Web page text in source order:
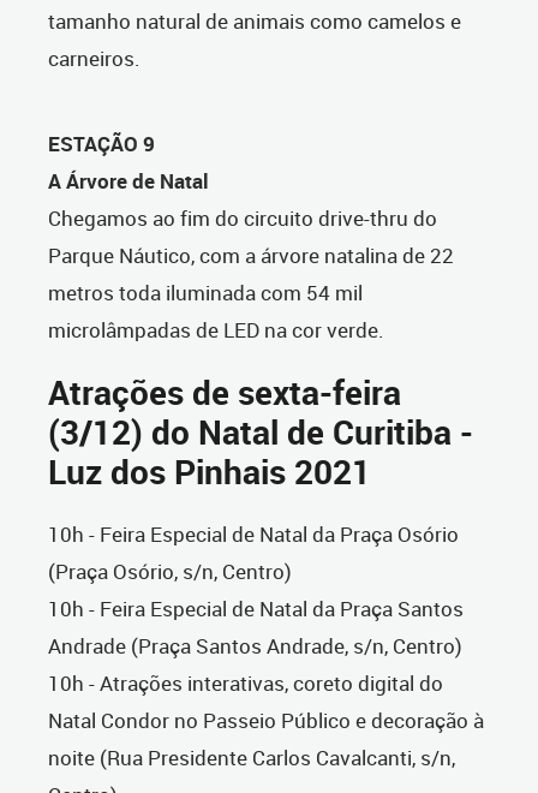
tamanho natural de animais como camelos e
carneiros.
ESTAÇÃO 9
A Árvore de Natal
Chegamos ao fim do circuito drive-thru do
Parque Náutico, com a árvore natalina de 22
metros toda iluminada com 54 mil
microlâmpadas de LED na cor verde.
Atrações de sexta-feira
(3/12) do Natal de Curitiba -
Luz dos Pinhais 2021
10h - Feira Especial de Natal da Praça Osório
(Praça Osório, s/n, Centro)
10h - Feira Especial de Natal da Praça Santos
Andrade (Praça Santos Andrade, s/n, Centro)
10h - Atrações interativas, coreto digital do
Natal Condor no Passeio Público e decoração à
noite (Rua Presidente Carlos Cavalcanti, s/n,